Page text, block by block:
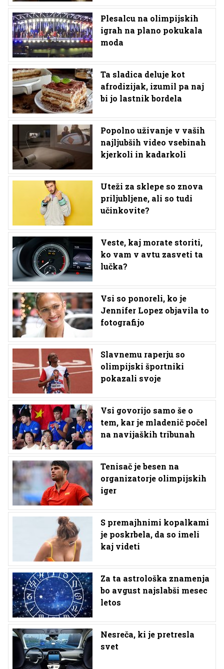
Plesalcu na olimpijskih
igrah na plano pokukala
moda
Ta sladica deluje kot
afrodizijak, izumil pa naj
bi jo lastnik bordela
Popolno uživanje v vaših
najljubših video vsebinah
kjerkoli in kadarkoli
Uteži za sklepe so znova
priljubljene, ali so tudi
učinkovite?
Veste, kaj morate storiti,
ko vam v avtu zasveti ta
lučka?
Vsi so ponoreli, ko je
Jennifer Lopez objavila to
fotografijo
Slavnemu raperju so
olimpijski športniki
pokazali svoje
Vsi govorijo samo še o
tem, kar je mladenič počel
na navijaških tribunah
Tenisač je besen na
organizatorje olimpijskih
iger
S premajhnimi kopalkami
je poskrbela, da so imeli
kaj videti
Za ta astrološka znamenja
bo avgust najslabši mesec
letos
Nesreča, ki je pretresla
svet